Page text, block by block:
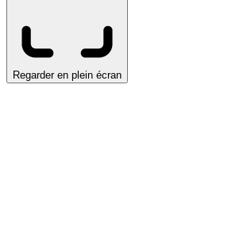
Regarder en plein écran